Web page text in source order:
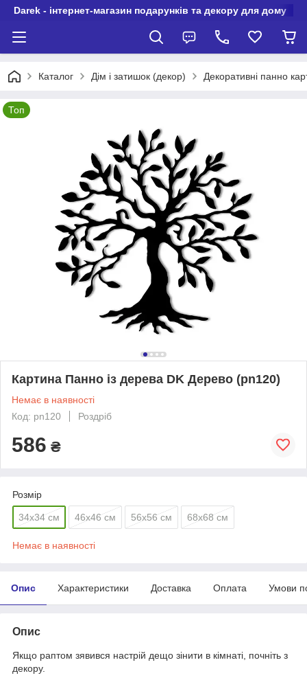
Darek - інтернет-магазин подарунків та декору для дому
Каталог Дім і затишок (декор) Декоративні панно
Топ
Картина Панно із дерева DK Дерево (pn120)
Немає в наявності
Код: pn120
Роздріб
586 ₴
Розмір
34х34 см 46х46 см 56х56 см 68х68 см
Немає в наявності
Опис Характеристики Доставка Оплата Умови
Опис
Якщо раптом зявився настрій дещо зінити в кімнаті, почніть з
декору.